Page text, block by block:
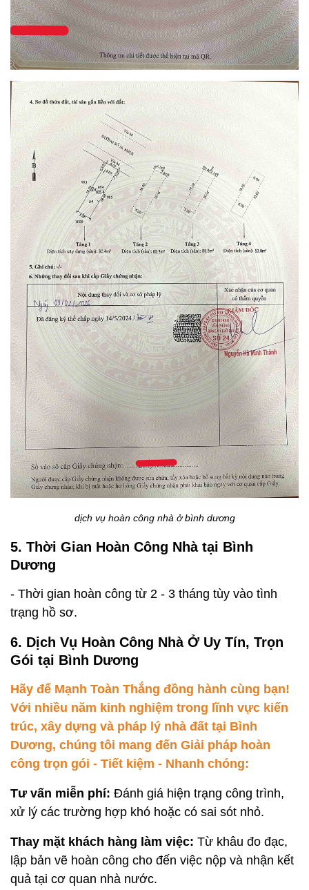
dịch vụ hoàn công nhà ở bình dương
5. Thời Gian Hoàn Công Nhà tại Bình
Dương
- Thời gian hoàn công từ 2 - 3 tháng tùy vào tình
trạng hồ sơ.
6. Dịch Vụ Hoàn Công Nhà Ở Uy Tín, Trọn
Gói tại Bình Dương
Hãy để Mạnh Toàn Thắng đồng hành cùng bạn!
Với nhiều năm kinh nghiệm trong lĩnh vực kiến
trúc, xây dựng và pháp lý nhà đất tại Bình
Dương, chúng tôi mang đến Giải pháp hoàn
công trọn gói - Tiết kiệm - Nhanh chóng:
Tư vấn miễn phí: Đánh giá hiện trạng công trình,
xử lý các trường hợp khó hoặc có sai sót nhỏ.
Thay mặt khách hàng làm việc: Từ khâu đo đạc,
lập bản vẽ hoàn công cho đến việc nộp và nhận kết
quả tại cơ quan nhà nước.